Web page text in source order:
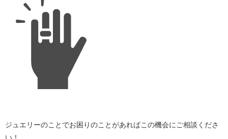
ジュエリーのことでお困りのことがあればこの機会にご相談くださ
い！